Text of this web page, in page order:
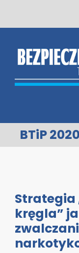
BTiP
Strategia
kręgla”